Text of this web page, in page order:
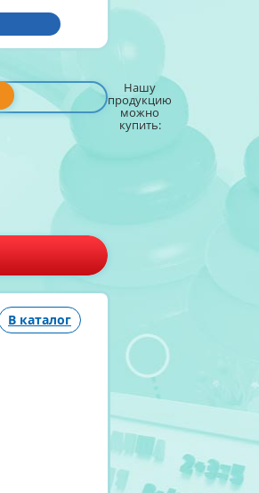
Нашу
продукцию
можно
купить:
В каталог